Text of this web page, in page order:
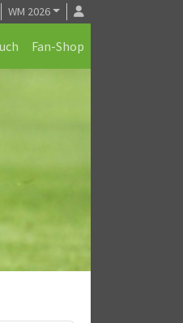
WM 2026
Fan-Shop